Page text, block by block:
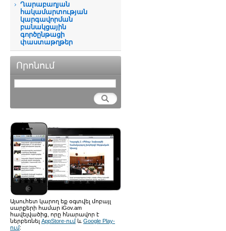
Ղարաբաղյան
հակամարտության
կարգավորման
բանակցային
գործընթացի
փաստաթղթեր
Որոնում
Այսուհետ կարող եք օգտվել մոբայլ
սարքերի համար iGov.am
հավելվածից, որը հնարավոր է
ներբեռնել AppStore-ում և Google Play-
ում: